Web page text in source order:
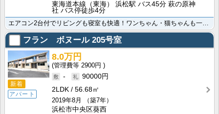
東海道本線（東海） 浜松駅 バス45分 萩の原神
社 バス停徒歩4分
フラン ボヌール205号室
新着
アパート
8.0万円
2900円
-
90000円
2LDK
56.68㎡
2019年8月
（築7年）
浜松市中央区葵西